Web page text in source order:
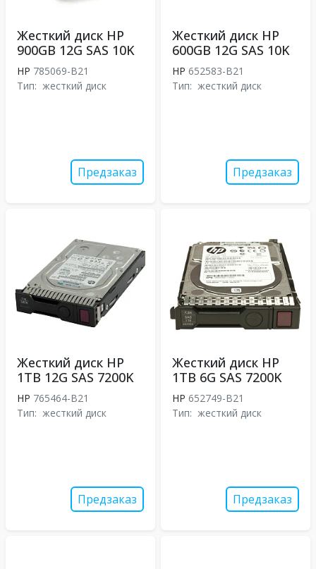
Жесткий диск HP
900GB 12G SAS 10K
HP 785069-B21
Тип: жесткий диск
Предзаказ
Жесткий диск HP
600GB 12G SAS 10K
HP 652583-B21
Тип: жесткий диск
Предзаказ
Жесткий диск HP
1TB 12G SAS 7200K
HP 765464-B21
Тип: жесткий диск
Предзаказ
Жесткий диск HP
1TB 6G SAS 7200K
HP 652749-B21
Тип: жесткий диск
Предзаказ